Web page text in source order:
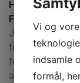
Hvorfor
Fodterapeuter?
Jeg
for, at vi fortsat
forening, der
arbejder for og
Vi og
indsamle
formål,